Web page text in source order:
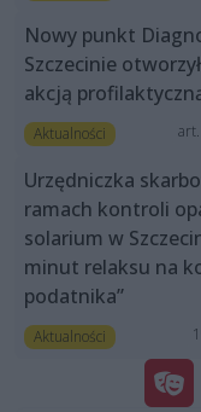
Nowy punkt
Szczecinie
akcją
Aktualności
Urzędniczka
ramach kontroli
solarium w
minut relaksu na
podatnika”
Aktualności